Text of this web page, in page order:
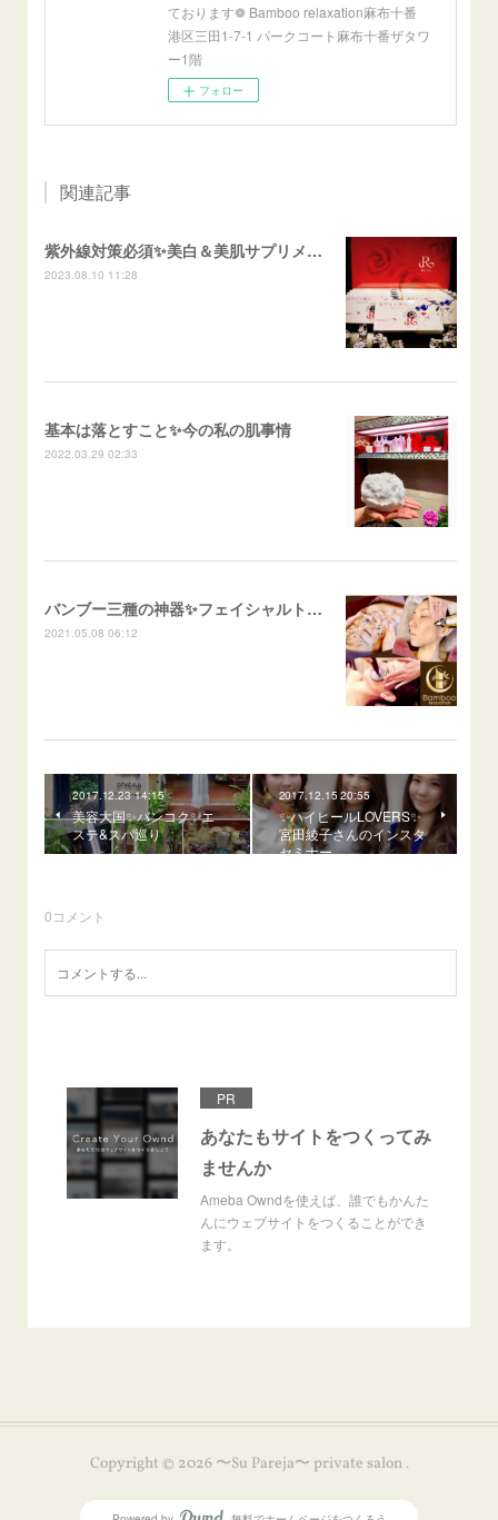
ております❁ Bamboo relaxation麻布十番
港区三田1-7-1 パークコート麻布十番ザタワ
ー1階
フォロー
関連記事
紫外線対策必須✨美白＆美肌サプリメント
2023.08.10 11:28
基本は落とすこと✨今の私の肌事情
2022.03.29 02:33
バンブー三種の神器✨フェイシャルトリートメント
2021.05.08 06:12
2017.12.23 14:15
美容大国✨バンコク✨エ
ステ&スパ巡り
2017.12.15 20:55
✨ハイヒールLOVERS✨
宮田綾子さんのインスタ
セミナー
0コメント
PR
あなたもサイトをつくってみ
ませんか
Ameba Owndを使えば、誰でもかんた
んにウェブサイトをつくることができ
ます。
Copyright © 2026 〜Su Pareja〜 private salon .